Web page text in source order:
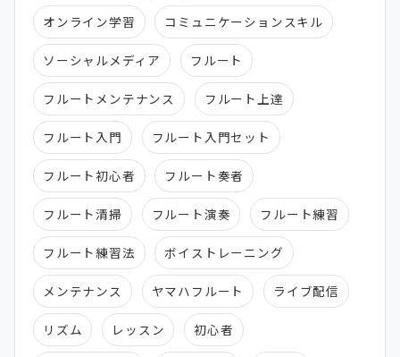
オンライン学習 コミュニケーションスキル
ソーシャルメディア フルート
フルートメンテナンス フルート上達
フルート入門 フルート入門セット
フルート初心者 フルート奏者
フルート清掃 フルート演奏 フルート練習
フルート練習法 ボイストレーニング
メンテナンス ヤマハフルート ライブ配信
リズム レッスン 初心者